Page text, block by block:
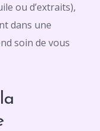
ou d’extraits),
dans une
soin de vous